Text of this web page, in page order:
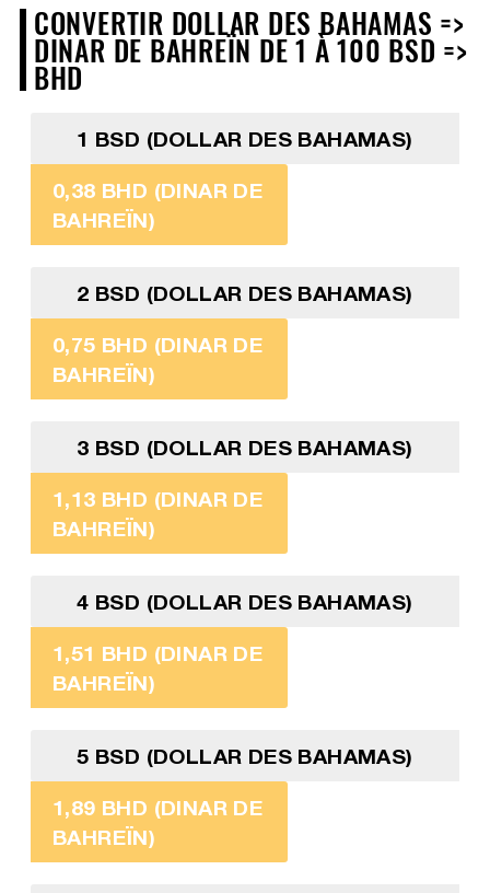
CONVERTIR DOLLAR DES BAHAMAS =>
DINAR DE BAHREÏN DE 1 À 100 BSD =>
BHD
1 BSD (DOLLAR DES BAHAMAS)
0,38 BHD (DINAR DE
BAHREÏN)
2 BSD (DOLLAR DES BAHAMAS)
0,75 BHD (DINAR DE
BAHREÏN)
3 BSD (DOLLAR DES BAHAMAS)
1,13 BHD (DINAR DE
BAHREÏN)
4 BSD (DOLLAR DES BAHAMAS)
1,51 BHD (DINAR DE
BAHREÏN)
5 BSD (DOLLAR DES BAHAMAS)
1,89 BHD (DINAR DE
BAHREÏN)